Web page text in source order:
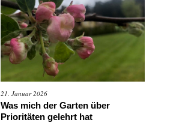
21. Januar 2026
Was mich der Garten über
Prioritäten gelehrt hat